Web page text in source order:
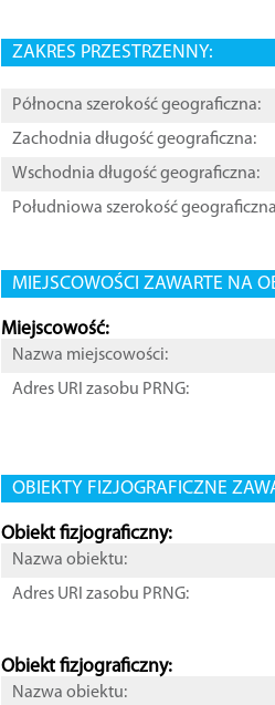
ZAKRES PRZESTRZENNY:
Północna szerokość geograficzna:
Zachodnia długość geograficzna:
Wschodnia długość geograficzna:
Południowa szerokość
MIEJSCOWOŚCI ZAWARTE NA
Miejscowość:
Nazwa miejscowości:
Adres URI zasobu PRNG:
OBIEKTY FIZJOGRAFICZNE
Obiekt fizjograficzny:
Nazwa obiektu:
Adres URI zasobu PRNG:
Obiekt fizjograficzny:
Nazwa obiektu: